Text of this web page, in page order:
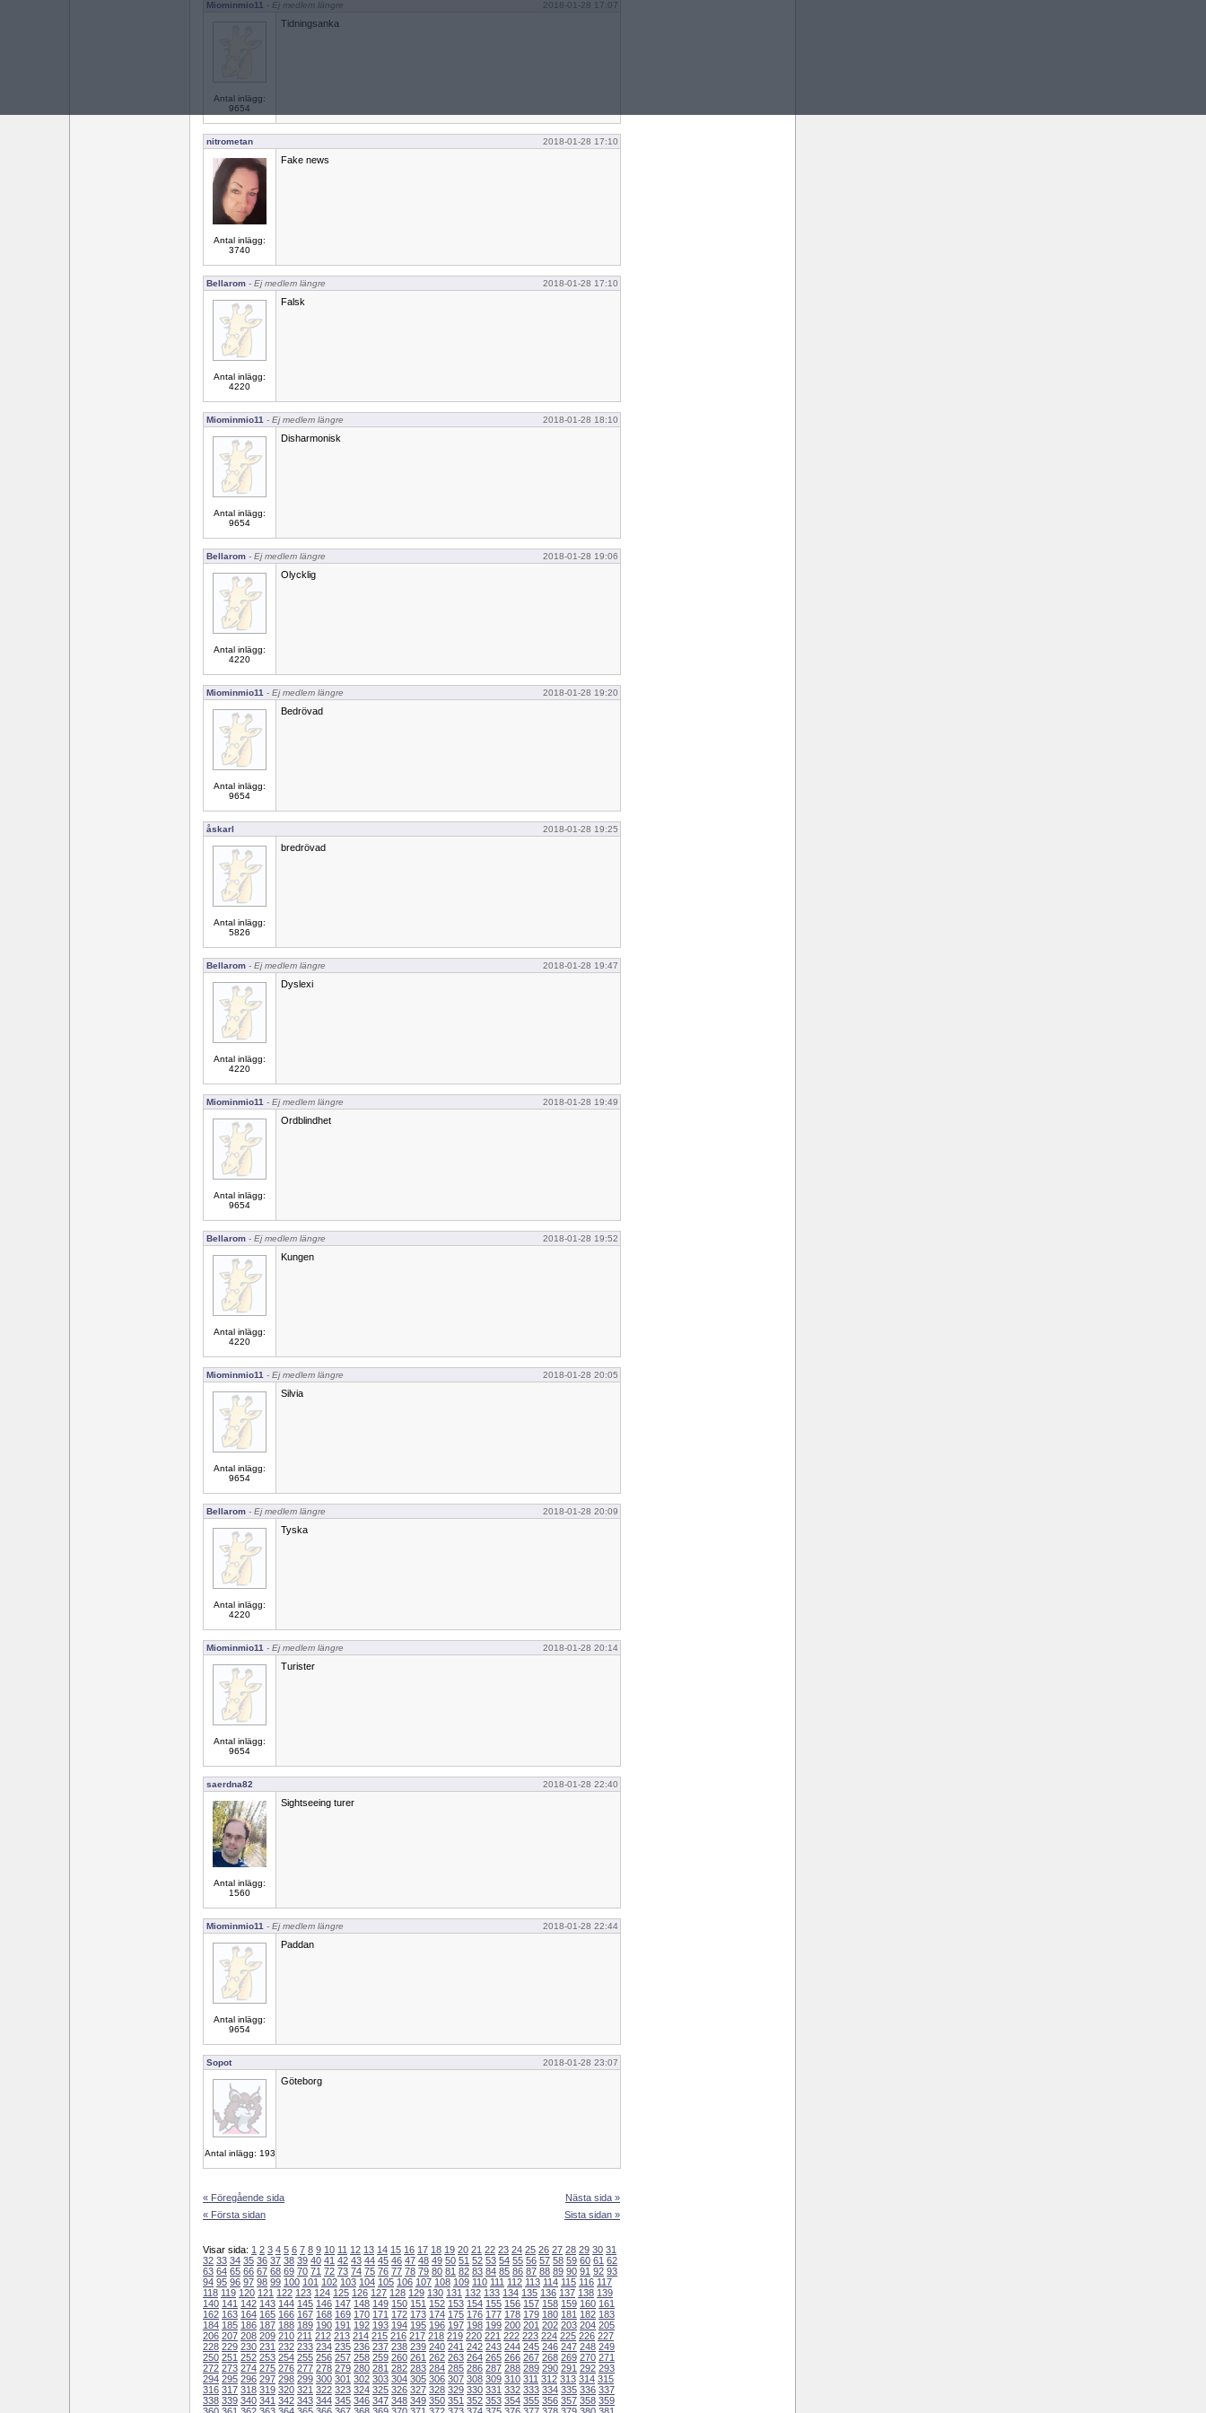
Miominmio11 - Ej medlem längre 2018-01-28 17:07
Antal inlägg:
9654
Tidningsanka
nitrometan 2018-01-28 17:10
Antal inlägg:
3740
Fake news
Bellarom - Ej medlem längre 2018-01-28 17:10
Antal inlägg:
4220
Falsk
Miominmio11 - Ej medlem längre 2018-01-28 18:10
Antal inlägg:
9654
Disharmonisk
Bellarom - Ej medlem längre 2018-01-28 19:06
Antal inlägg:
4220
Olycklig
Miominmio11 - Ej medlem längre 2018-01-28 19:20
Antal inlägg:
9654
Bedrövad
åskarl 2018-01-28 19:25
Antal inlägg:
5826
bredrövad
Bellarom - Ej medlem längre 2018-01-28 19:47
Antal inlägg:
4220
Dyslexi
Miominmio11 - Ej medlem längre 2018-01-28 19:49
Antal inlägg:
9654
Ordblindhet
Bellarom - Ej medlem längre 2018-01-28 19:52
Antal inlägg:
4220
Kungen
Miominmio11 - Ej medlem längre 2018-01-28 20:05
Antal inlägg:
9654
Silvia
Bellarom - Ej medlem längre 2018-01-28 20:09
Antal inlägg:
4220
Tyska
Miominmio11 - Ej medlem längre 2018-01-28 20:14
Antal inlägg:
9654
Turister
saerdna82 2018-01-28 22:40
Antal inlägg:
1560
Sightseeing turer
Miominmio11 - Ej medlem längre 2018-01-28 22:44
Antal inlägg:
9654
Paddan
Sopot 2018-01-28 23:07
Antal inlägg: 193
Göteborg
« Föregående sida
« Första sidan
Nästa sida »
Sista sidan »
Visar sida: 1 2 3 4 5 6 7 8 9 10 11 12 13 14 15 16 17 18 19 20 21 22 23 24 25 26 27 28 29 30 31
32 33 34 35 36 37 38 39 40 41 42 43 44 45 46 47 48 49 50 51 52 53 54 55 56 57 58 59 60 61 62
63 64 65 66 67 68 69 70 71 72 73 74 75 76 77 78 79 80 81 82 83 84 85 86 87 88 89 90 91 92 93
94 95 96 97 98 99 100 101 102 103 104 105 106 107 108 109 110 111 112 113 114 115 116 117
118 119 120 121 122 123 124 125 126 127 128 129 130 131 132 133 134 135 136 137 138 139
140 141 142 143 144 145 146 147 148 149 150 151 152 153 154 155 156 157 158 159 160 161
162 163 164 165 166 167 168 169 170 171 172 173 174 175 176 177 178 179 180 181 182 183
184 185 186 187 188 189 190 191 192 193 194 195 196 197 198 199 200 201 202 203 204 205
206 207 208 209 210 211 212 213 214 215 216 217 218 219 220 221 222 223 224 225 226 227
228 229 230 231 232 233 234 235 236 237 238 239 240 241 242 243 244 245 246 247 248 249
250 251 252 253 254 255 256 257 258 259 260 261 262 263 264 265 266 267 268 269 270 271
272 273 274 275 276 277 278 279 280 281 282 283 284 285 286 287 288 289 290 291 292 293
294 295 296 297 298 299 300 301 302 303 304 305 306 307 308 309 310 311 312 313 314 315
316 317 318 319 320 321 322 323 324 325 326 327 328 329 330 331 332 333 334 335 336 337
338 339 340 341 342 343 344 345 346 347 348 349 350 351 352 353 354 355 356 357 358 359